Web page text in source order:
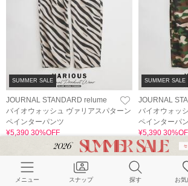
SUMMER SALE
JOURNAL STANDARD relume
バイオウォッシュ ヴァリアスパターン
ペインターパンツ
¥5,390 30%OFF
SUMMER SALE
JOURNAL
バイオウォッ
ペインターパ
¥5,390
(6
メニュー スナップ 探す お気